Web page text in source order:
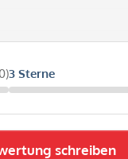
3 Sterne
schreiben